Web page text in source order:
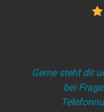
Gerne steht dir
bei